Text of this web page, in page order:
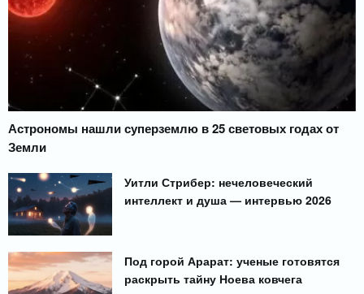
Астрономы нашли суперземлю в 25 световых годах от
Земли
Уитли Стрибер: нечеловеческий
интеллект и душа — интервью 2026
Под горой Арарат: ученые готовятся
раскрыть тайну Ноева ковчега